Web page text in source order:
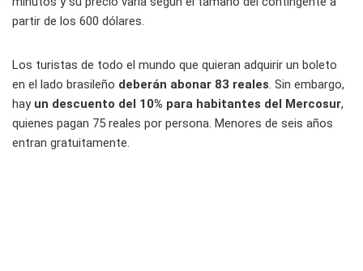
partir de los 600 dólares.
Los turistas de todo el mundo que quieran adquirir un boleto
en el lado brasileño deberán abonar 83 reales. Sin embargo,
hay un descuento del 10% para habitantes del Mercosur,
quienes pagan 75 reales por persona. Menores de seis años
entran gratuitamente.